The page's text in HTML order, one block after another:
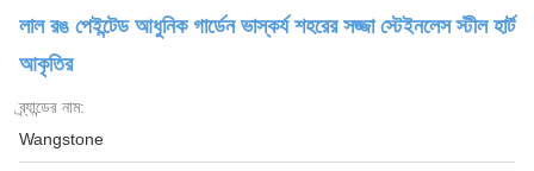
লাল রঙ পেইন্টেড আধুনিক গার্ডেন ভাস্কর্য শহরের সজ্জা স্টেইনলেস স্টীল হার্ট
আকৃতির
ব্র্যান্ডের নাম:
Wangstone